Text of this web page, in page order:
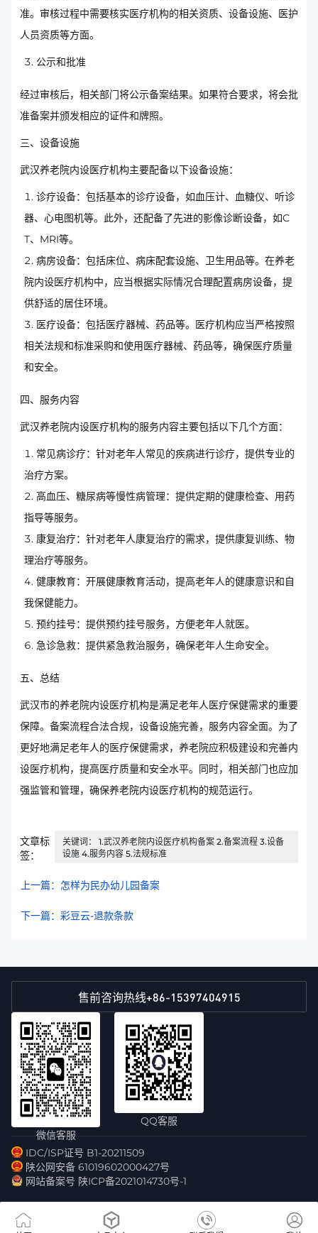
准。审核过程中需要核实医疗机构的相关资质、设备设施、医护
人员资质等方面。
公示和批准
经过审核后，相关部门将公示备案结果。如果符合要求，将会批
准备案并颁发相应的证件和牌照。
三、设备设施
武汉养老院内设医疗机构主要配备以下设备设施：
诊疗设备：包括基本的诊疗设备，如血压计、血糖仪、听诊
器、心电图机等。此外，还配备了先进的影像诊断设备，如C
T、MRI等。
病房设备：包括床位、病床配套设施、卫生用品等。在养老
院内设医疗机构中，应当根据实际情况合理配置病房设备，提
供舒适的居住环境。
医疗设备：包括医疗器械、药品等。医疗机构应当严格按照
相关法规和标准采购和使用医疗器械、药品等，确保医疗质量
和安全。
四、服务内容
武汉养老院内设医疗机构的服务内容主要包括以下几个方面：
常见病诊疗：针对老年人常见的疾病进行诊疗，提供专业的
治疗方案。
高血压、糖尿病等慢性病管理：提供定期的健康检查、用药
指导等服务。
康复治疗：针对老年人康复治疗的需求，提供康复训练、物
理治疗等服务。
健康教育：开展健康教育活动，提高老年人的健康意识和自
我保健能力。
预约挂号：提供预约挂号服务，方便老年人就医。
急诊急救：提供紧急救治服务，确保老年人生命安全。
五、总结
武汉市的养老院内设医疗机构是满足老年人医疗保健需求的重要
保障。备案流程合法合规，设备设施完善，服务内容全面。为了
更好地满足老年人的医疗保健需求，养老院应积极建设和完善内
设医疗机构，提高医疗质量和安全水平。同时，相关部门也应加
强监管和管理，确保养老院内设医疗机构的规范运行。
文章标
签：
关键词： 1.武汉养老院内设医疗机构备案 2.备案流程 3.设备
设施 4.服务内容 5.法规标准
上一篇：怎样为民办幼儿园备案
下一篇：彩豆云-退款条款
售前咨询热线+86-15397404915
微信客服
QQ客服
IDC/ISP证号 B1-20211509
陕公网安备 61019602000427号
网站备案号 陕ICP备2021014730号-1